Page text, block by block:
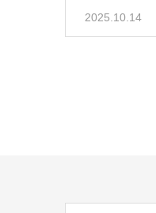
2025.10.14